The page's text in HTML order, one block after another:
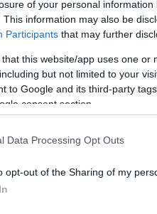
of your personal
This information may also be
Participants that may further
that this website/app uses one
but not limited to your
to Google and its third-party
consent section.
Data Processing Opt Outs
opt-out of the Sharing of my
Georgiou,
ma il suo sviluppo